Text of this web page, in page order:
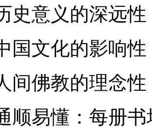
意义的深远性
文化的影响性
佛教的理念性
易懂：每册书